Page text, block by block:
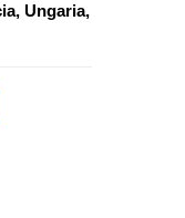
Ungaria,